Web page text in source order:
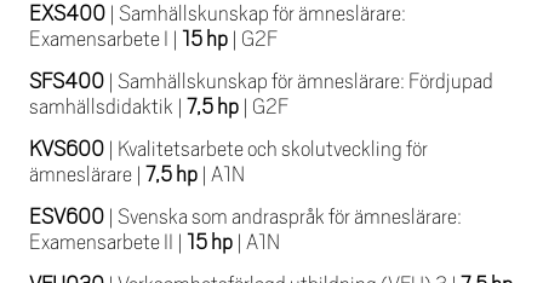
EXS400 | Samhällskunskap för ämneslärare:
Examensarbete I | 15 hp | G2F
SFS400 | Samhällskunskap för ämneslärare: Fördjupad
samhällsdidaktik | 7,5 hp | G2F
KVS600 | Kvalitetsarbete och skolutveckling för
ämneslärare | 7,5 hp | A1N
ESV600 | Svenska som andraspråk för ämneslärare:
Examensarbete II | 15 hp | A1N